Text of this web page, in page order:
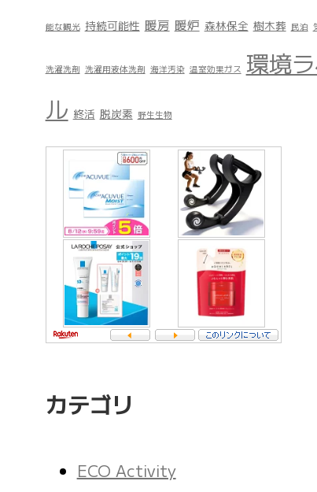
能な観光 持続可能性 暖房 暖炉 森林保全 樹木葬 民泊
洗濯洗剤 洗濯用液体洗剤 海洋汚染 温室効果ガス 環境
ル 終活 脱炭素 野生生物
カテゴリ
ECO Activity